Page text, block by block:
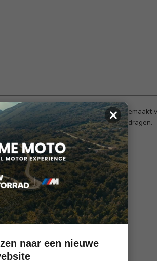
ritten. Het buitenmateriaal is gemaakt
warm weer probleemloos worden gedragen.
×
naar een nieuwe